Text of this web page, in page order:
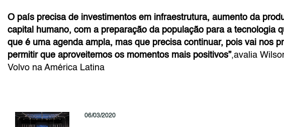
O país precisa de investimentos em infraestrutura, aumento da
capital humano, com a preparação da população para a tecnologia
que é uma agenda ampla, mas que precisa continuar, pois vai nos
permitir que aproveitemos os momentos mais positivos”,avalia
Volvo na América Latina
06/03/2020